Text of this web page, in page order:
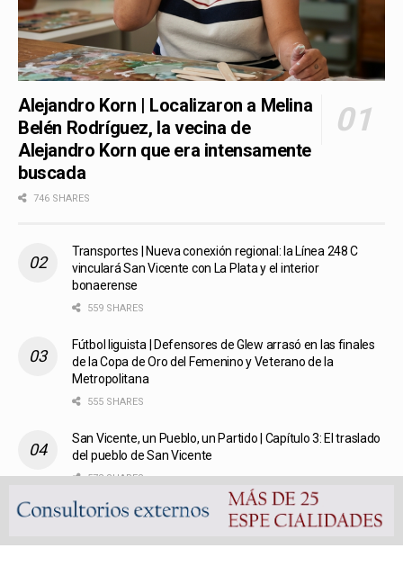
Alejandro Korn | Localizaron a Melina
Belén Rodríguez, la vecina de
Alejandro Korn que era intensamente
buscada
746 SHARES
Transportes | Nueva conexión regional: la Línea 248 C
vinculará San Vicente con La Plata y el interior
bonaerense
559 SHARES
Fútbol liguista | Defensores de Glew arrasó en las finales
de la Copa de Oro del Femenino y Veterano de la
Metropolitana
555 SHARES
San Vicente, un Pueblo, un Partido | Capítulo 3: El traslado
del pueblo de San Vicente
572 SHARES
San Vicente en penumbras digitales: Telecentro dejó sin
servicio a cientos de usuarios y nadie da la cara